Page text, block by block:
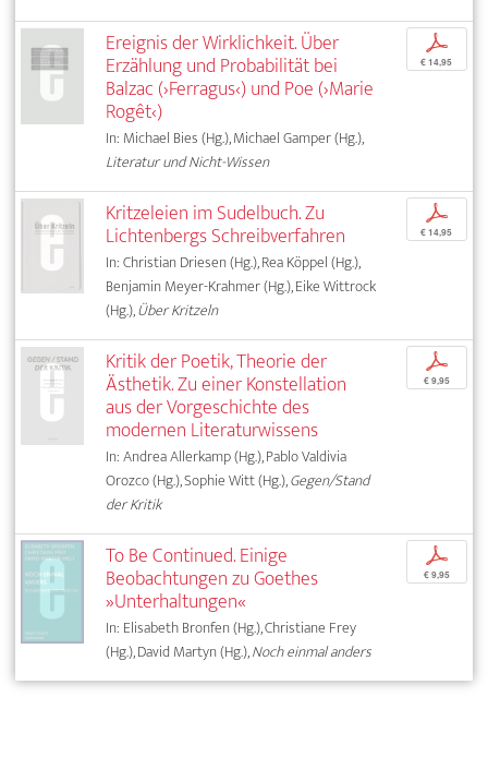
Ereignis der Wirklichkeit. Über
Erzählung und Probabilität bei
Balzac (›Ferragus‹) und Poe (›Marie
Rogêt‹)
In: Michael Bies (Hg.), Michael Gamper (Hg.),
Literatur und Nicht-Wissen
p
€ 14,95
Kritzeleien im Sudelbuch. Zu
Lichtenbergs Schreibverfahren
In: Christian Driesen (Hg.), Rea Köppel (Hg.),
Benjamin Meyer-Krahmer (Hg.), Eike Wittrock
(Hg.),Über Kritzeln
p
€ 14,95
Kritik der Poetik, Theorie der
Ästhetik. Zu einer Konstellation
aus der Vorgeschichte des
modernen Literaturwissens
In: Andrea Allerkamp (Hg.), Pablo Valdivia
Orozco (Hg.), Sophie Witt (Hg.),Gegen/Stand
der Kritik
p
€ 9,95
To Be Continued. Einige
Beobachtungen zu Goethes
»Unterhaltungen«
In: Elisabeth Bronfen (Hg.), Christiane Frey
(Hg.), David Martyn (Hg.),Noch einmal anders
p
€ 9,95